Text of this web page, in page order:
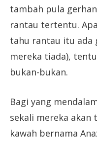
tambah pula
rantau tertentu.
tahu rantau itu ada
mereka tiada),
bukan-bukan.
Bagi yang
sekali mereka akan
kawah bernama